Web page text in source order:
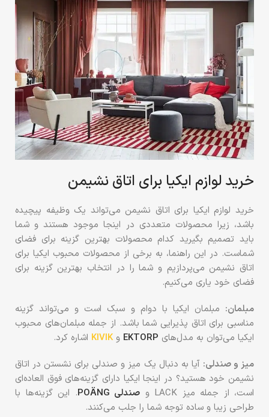
خرید لوازم ایکیا برای اتاق نشیمن
خرید لوازم ایکیا برای اتاق نشیمن می‌تواند یک وظیفه پیچیده
باشد، زیرا محصولات متعددی در اینجا موجود هستند و شما
باید تصمیم بگیرید کدام محصولات بهترین گزینه برای فضای
شماست. در این راهنما، به برخی از محصولات محبوب ایکیا برای
اتاق نشیمن می‌پردازیم و شما را در انتخاب بهترین گزینه برای
فضای خود یاری می‌کنیم.
مبلمان: مبلمان ایکیا با دوام و سبک است و می‌تواند گزینه
مناسبی برای اتاق پذیرایی شما باشد. از جمله مبلمان‌های محبوب
ایکیا می‌توان به مدل‌های EKTORP وKIVIK اشاره کرد.
میز و صندلی: آیا به دنبال یک میز و صندلی برای نشستن در اتاق
نشیمن خود هستید؟ در اینجا ایکیا دارای گزینه‌های فوق العاده‌ای
است، از جمله میز LACK و
صندلی POÄNG
. این گزینه‌ها با
طراحی زیبا و ساده توجه شما را جلب می‌کنند.